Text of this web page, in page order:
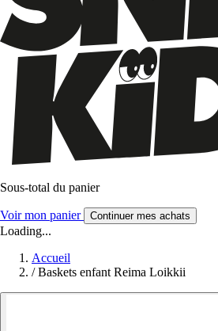
Sous-total du panier
Voir mon panier Continuer mes achats
Loading...
Accueil
/ Baskets enfant Reima Loikkii